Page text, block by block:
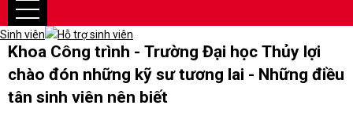
Sinh viên Hỗ trợ sinh viên
Khoa Công trình - Trường Đại học Thủy lợi
chào đón những kỹ sư tương lai - Những điều
tân sinh viên nên biết